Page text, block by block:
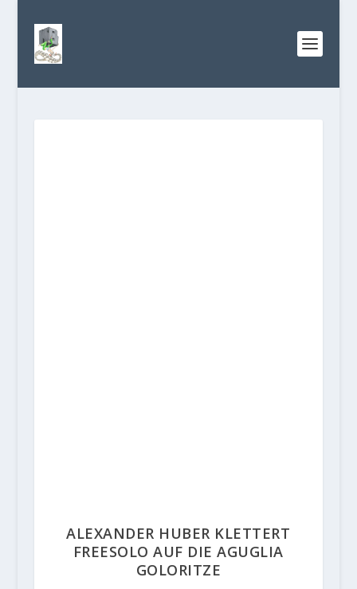
ALEXANDER HUBER KLETTERT
FREESOLO AUF DIE AGUGLIA
GOLORITZE